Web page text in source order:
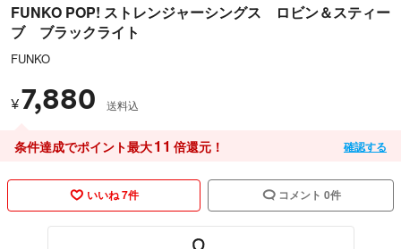
FUNKO POP! ストレンジャーシングス ロビン＆スティー
ブ ブラックライト
FUNKO
¥7,880 送料込
条件達成でポイント最大11 倍還元！ 確認する
いいね 7件 コメント 0件